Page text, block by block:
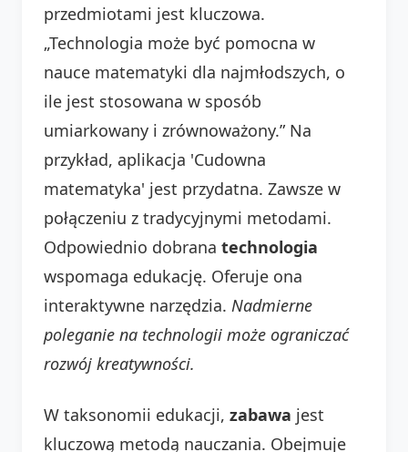
przedmiotami jest kluczowa.
„Technologia może być pomocna w
nauce matematyki dla najmłodszych, o
ile jest stosowana w sposób
umiarkowany i zrównoważony.” Na
przykład, aplikacja 'Cudowna
matematyka' jest przydatna. Zawsze w
połączeniu z tradycyjnymi metodami.
Odpowiednio dobrana technologia
wspomaga edukację. Oferuje ona
interaktywne narzędzia. Nadmierne
poleganie na technologii może ograniczać
rozwój kreatywności.
W taksonomii edukacji, zabawa jest
kluczową metodą nauczania. Obejmuje